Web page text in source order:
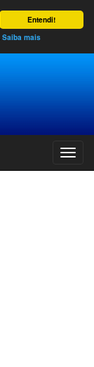
Entendi!
Saiba mais